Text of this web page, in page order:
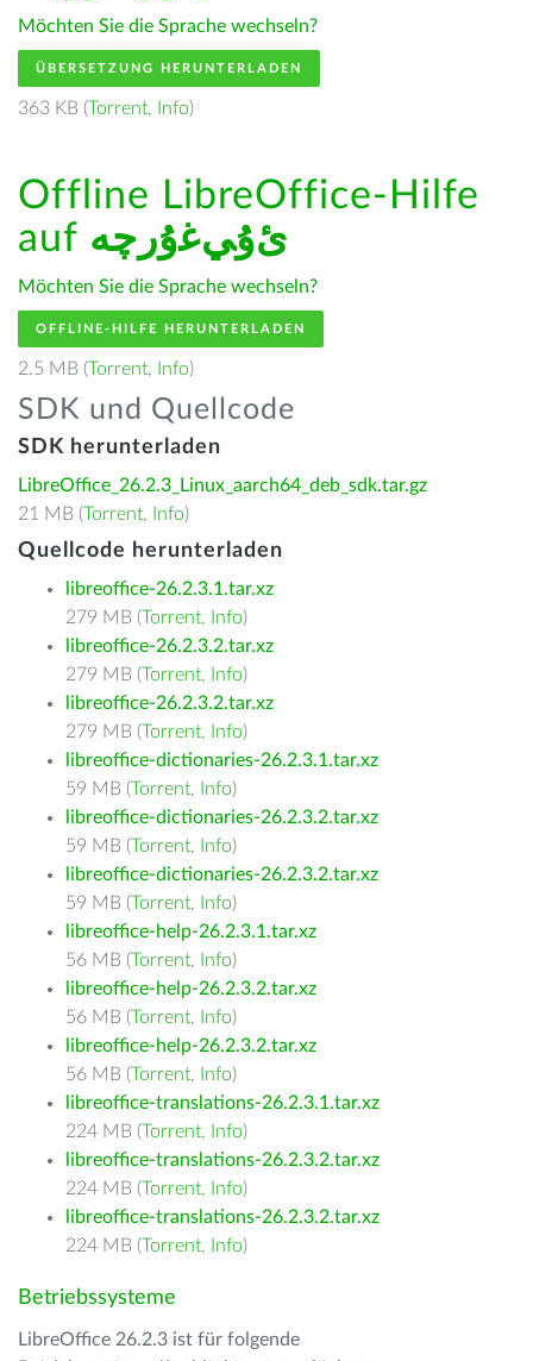
Möchten Sie die Sprache wechseln?
ÜBERSETZUNG HERUNTERLADEN
363 KB (Torrent, Info)
Offline LibreOffice-Hilfe
auf ﺉۇﻲﻏۇﺭچە
Möchten Sie die Sprache wechseln?
OFFLINE-HILFE HERUNTERLADEN
2.5 MB (Torrent, Info)
SDK und Quellcode
SDK herunterladen
LibreOffice_26.2.3_Linux_aarch64_deb_sdk.tar.gz
21 MB (Torrent, Info)
Quellcode herunterladen
libreoffice-26.2.3.1.tar.xz
279 MB (Torrent, Info)
libreoffice-26.2.3.2.tar.xz
279 MB (Torrent, Info)
libreoffice-26.2.3.2.tar.xz
279 MB (Torrent, Info)
libreoffice-dictionaries-26.2.3.1.tar.xz
59 MB (Torrent, Info)
libreoffice-dictionaries-26.2.3.2.tar.xz
59 MB (Torrent, Info)
libreoffice-dictionaries-26.2.3.2.tar.xz
59 MB (Torrent, Info)
libreoffice-help-26.2.3.1.tar.xz
56 MB (Torrent, Info)
libreoffice-help-26.2.3.2.tar.xz
56 MB (Torrent, Info)
libreoffice-help-26.2.3.2.tar.xz
56 MB (Torrent, Info)
libreoffice-translations-26.2.3.1.tar.xz
224 MB (Torrent, Info)
libreoffice-translations-26.2.3.2.tar.xz
224 MB (Torrent, Info)
libreoffice-translations-26.2.3.2.tar.xz
224 MB (Torrent, Info)
Betriebssysteme
LibreOffice 26.2.3 ist für folgende